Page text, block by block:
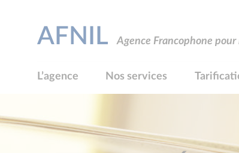
AFNIL Agence Francophone
L’agence Nos services